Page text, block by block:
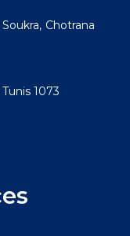
Chotrana
1073